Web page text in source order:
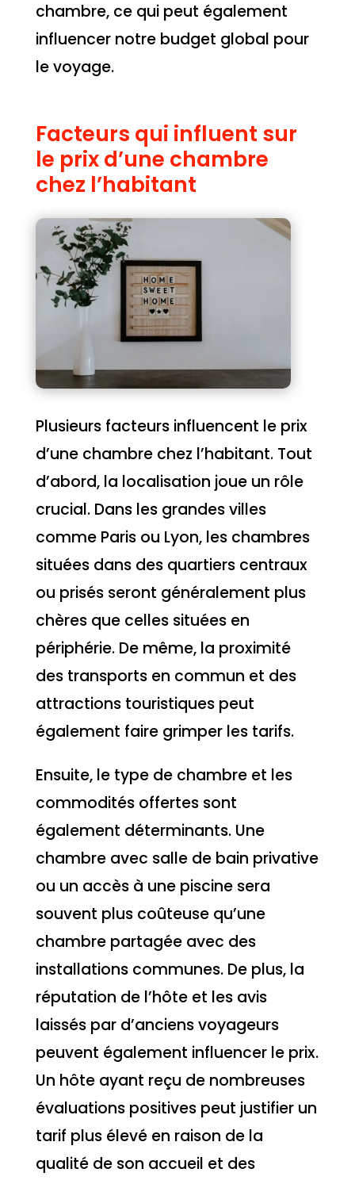
chambre, ce qui peut également
influencer notre budget global pour
le voyage.
Facteurs qui influent sur
le prix d’une chambre
chez l’habitant
Plusieurs facteurs influencent le prix
d’une chambre chez l’habitant. Tout
d’abord, la localisation joue un rôle
crucial. Dans les grandes villes
comme Paris ou Lyon, les chambres
situées dans des quartiers centraux
ou prisés seront généralement plus
chères que celles situées en
périphérie. De même, la proximité
des transports en commun et des
attractions touristiques peut
également faire grimper les tarifs.
Ensuite, le type de chambre et les
commodités offertes sont
également déterminants. Une
chambre avec salle de bain privative
ou un accès à une piscine sera
souvent plus coûteuse qu’une
chambre partagée avec des
installations communes. De plus, la
réputation de l’hôte et les avis
laissés par d’anciens voyageurs
peuvent également influencer le prix.
Un hôte ayant reçu de nombreuses
évaluations positives peut justifier un
tarif plus élevé en raison de la
qualité de son accueil et des